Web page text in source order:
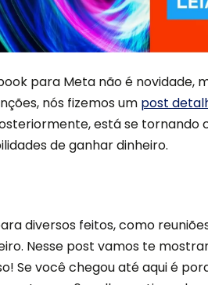
para Meta não é novidade,
nós fizemos um post
está se tornando
de ganhar dinheiro.
diversos feitos, como
Nesse post vamos te
Se você chegou até aqui é